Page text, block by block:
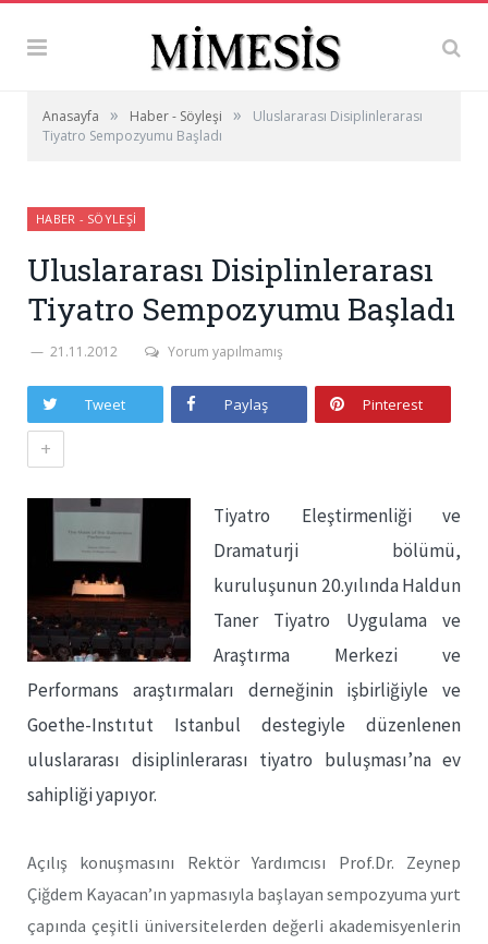
Anasayfa » Haber - Söyleşi »
Uluslararası Disiplinlerarası
Tiyatro Sempozyumu Başladı
HABER - SÖYLEŞI
Uluslararası Disiplinlerarası
Tiyatro Sempozyumu Başladı
21.11.2012 Yorum yapılmamış
Tweet Paylaş Pinterest
+
Tiyatro Eleştirmenliği ve
Dramaturji bölümü,
kuruluşunun 20.yılında Haldun
Taner Tiyatro Uygulama ve
Araştırma Merkezi ve
Performans araştırmaları derneğinin işbirliğiyle ve
Goethe-Instıtut Istanbul destegiyle düzenlenen
uluslararası disiplinlerarası tiyatro buluşması’na ev
sahipliği yapıyor.
Açılış konuşmasını Rektör Yardımcısı Prof.Dr. Zeynep
Çiğdem Kayacan’ın yapmasıyla başlayan sempozyuma yurt
çapında çeşitli üniversitelerden değerli akademisyenlerin